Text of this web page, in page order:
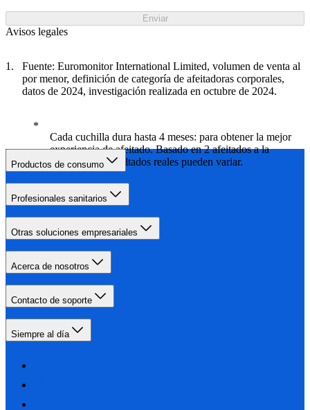
Enviar
Avisos legales
Fuente: Euromonitor International Limited, volumen de venta al
por menor, definición de categoría de afeitadoras corporales,
datos de 2024, investigación realizada en octubre de 2024.
Cada cuchilla dura hasta 4 meses: para obtener la mejor
experiencia de afeitado. Basado en 2 afeitados a la
semana. Los resultados reales pueden variar.
Productos de consumo
Profesionales sanitarios
Otras soluciones empresariales
Acerca de nosotros
Contacto de soporte
Siempre al día